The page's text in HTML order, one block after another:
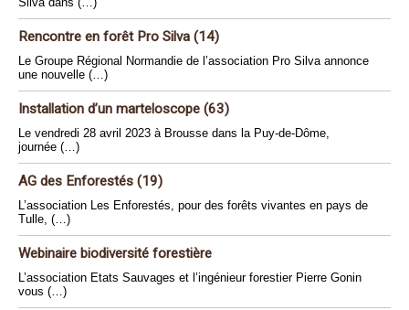
Rencontre en forêt Pro Silva (14)
Le Groupe Régional Normandie de l’association Pro Silva annonce
une nouvelle (…)
Installation d’un marteloscope (63)
Le vendredi 28 avril 2023 à Brousse dans la Puy-de-Dôme,
journée (…)
AG des Enforestés (19)
L’association Les Enforestés, pour des forêts vivantes en pays de
Tulle, (…)
Webinaire biodiversité forestière
L’association Etats Sauvages et l’ingénieur forestier Pierre Gonin
vous (…)